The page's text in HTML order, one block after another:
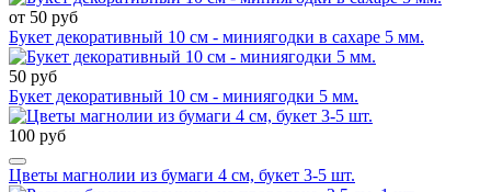
от 50 руб
Букет декоративный 10 см - миниягодки в сахаре 5 мм.
50 руб
Букет декоративный 10 см - миниягодки 5 мм.
100 руб
Цветы магнолии из бумаги 4 см, букет 3-5 шт.